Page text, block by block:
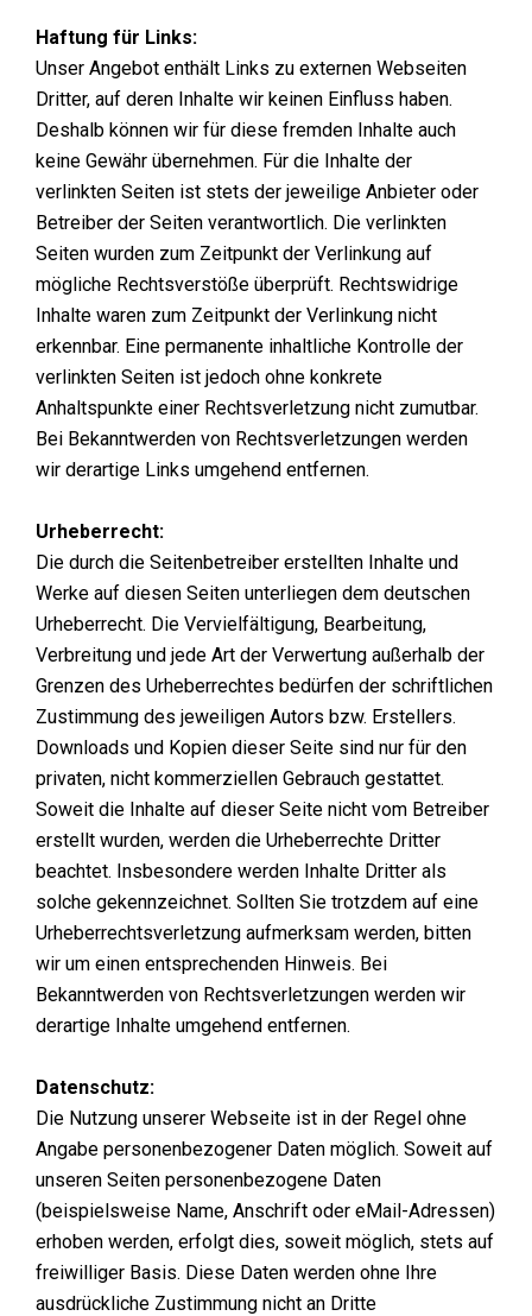
Haftung für Links:
Unser Angebot enthält Links zu externen Webseiten
Dritter, auf deren Inhalte wir keinen Einfluss haben.
Deshalb können wir für diese fremden Inhalte auch
keine Gewähr übernehmen. Für die Inhalte der
verlinkten Seiten ist stets der jeweilige Anbieter oder
Betreiber der Seiten verantwortlich. Die verlinkten
Seiten wurden zum Zeitpunkt der Verlinkung auf
mögliche Rechtsverstöße überprüft. Rechtswidrige
Inhalte waren zum Zeitpunkt der Verlinkung nicht
erkennbar. Eine permanente inhaltliche Kontrolle der
verlinkten Seiten ist jedoch ohne konkrete
Anhaltspunkte einer Rechtsverletzung nicht zumutbar.
Bei Bekanntwerden von Rechtsverletzungen werden
wir derartige Links umgehend entfernen.
Urheberrecht:
Die durch die Seitenbetreiber erstellten Inhalte und
Werke auf diesen Seiten unterliegen dem deutschen
Urheberrecht. Die Vervielfältigung, Bearbeitung,
Verbreitung und jede Art der Verwertung außerhalb der
Grenzen des Urheberrechtes bedürfen der schriftlichen
Zustimmung des jeweiligen Autors bzw. Erstellers.
Downloads und Kopien dieser Seite sind nur für den
privaten, nicht kommerziellen Gebrauch gestattet.
Soweit die Inhalte auf dieser Seite nicht vom Betreiber
erstellt wurden, werden die Urheberrechte Dritter
beachtet. Insbesondere werden Inhalte Dritter als
solche gekennzeichnet. Sollten Sie trotzdem auf eine
Urheberrechtsverletzung aufmerksam werden, bitten
wir um einen entsprechenden Hinweis. Bei
Bekanntwerden von Rechtsverletzungen werden wir
derartige Inhalte umgehend entfernen.
Datenschutz:
Die Nutzung unserer Webseite ist in der Regel ohne
Angabe personenbezogener Daten möglich. Soweit auf
unseren Seiten personenbezogene Daten
(beispielsweise Name, Anschrift oder eMail-Adressen)
erhoben werden, erfolgt dies, soweit möglich, stets auf
freiwilliger Basis. Diese Daten werden ohne Ihre
ausdrückliche Zustimmung nicht an Dritte